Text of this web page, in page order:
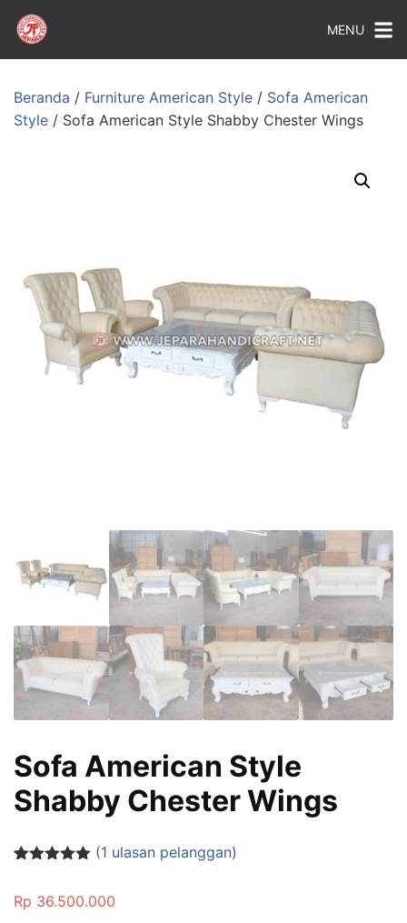
MENU
Beranda / Furniture American Style / Sofa American
Style / Sofa American Style Shabby Chester Wings
Sofa American Style
Shabby Chester Wings
berdasarka
(1 ulasan pelanggan)
Rp 36.500.000